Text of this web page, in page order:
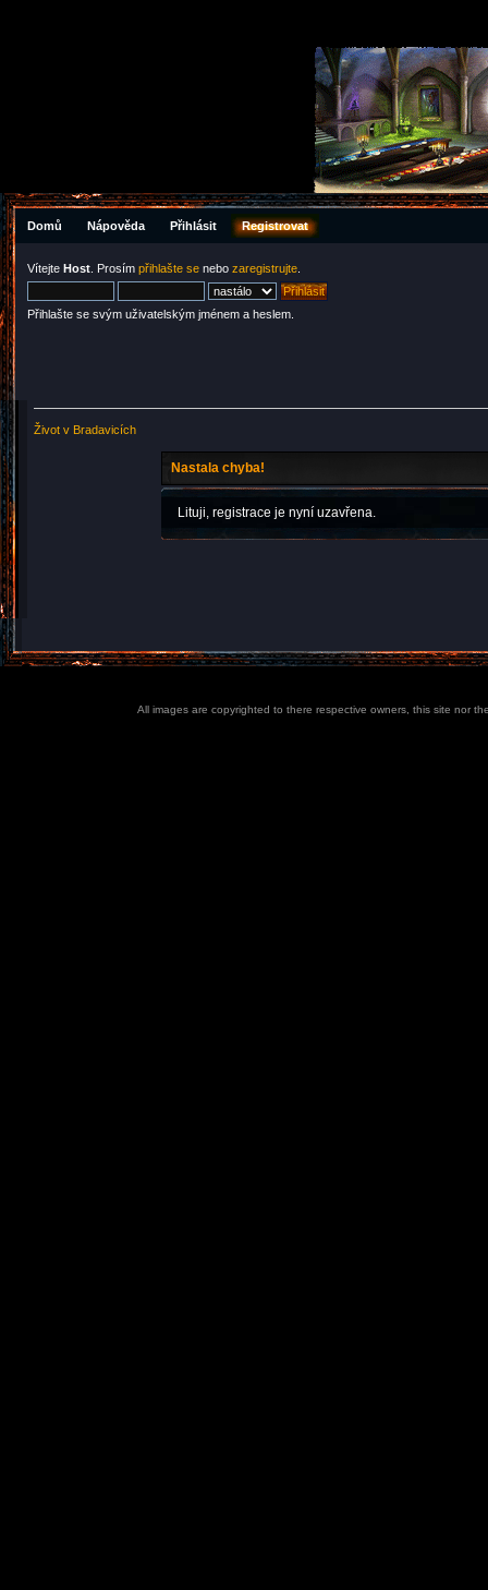
Domů Nápověda Přihlásit Registrovat
Vítejte Host . Prosím přihlašte se nebo zaregistrujte
Přihlašte se svým uživatelským jménem a heslem.
Život v Bradavicích
Nastala chyba!
Lituji, registrace je nyní uzavřena.
All images are copyrighted to there respective owners, this site nor